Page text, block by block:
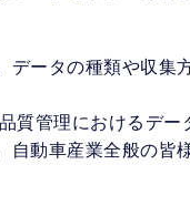
データの種類や収集
質管理におけるデー
自動車産業全般の皆